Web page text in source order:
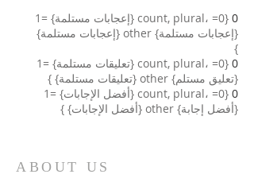
0
{count, plural، =0 {إعجابات مستلمة} =1
{إعجابات مستلمة} other {إعجابات مستلمة}
}
0
{count, plural، =0 {تعليقات مستلمة} =1
{تعليق مستلم} other {تعليقات مستلمة} }
0
{count, plural، =0 {أفضل الإجابات} =1
{أفضل إجابة} other {أفضل الإجابات} }
ABOUT US